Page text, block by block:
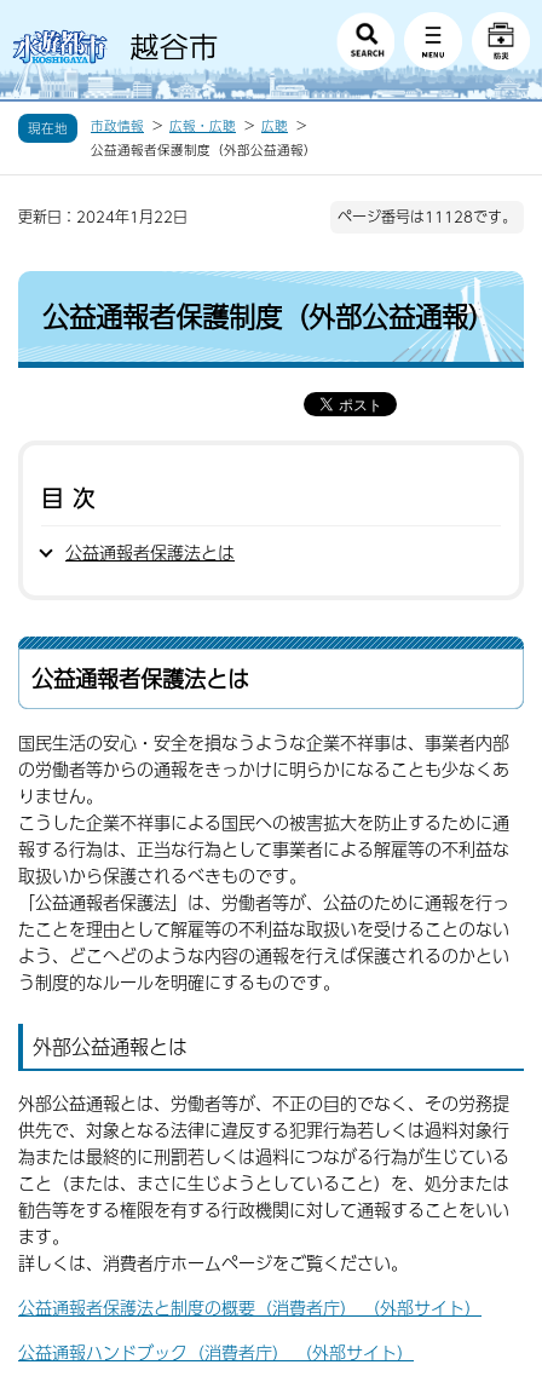
現在地 市政情報 広報・広聴
広聴
公益通報者保護制度（外部公益通報）
更新日：2024年1月22日 ページ番号は11128です。
公益通報者保護制度（外部公益通報）
目次
公益通報者保護法とは
公益通報者保護法とは
国民生活の安心・安全を損なうような企業不祥事は、事業者内部
の労働者等からの通報をきっかけに明らかになることも少なくあ
りません。
こうした企業不祥事による国民への被害拡大を防止するために通
報する行為は、正当な行為として事業者による解雇等の不利益な
取扱いから保護されるべきものです。
「公益通報者保護法」は、労働者等が、公益のために通報を行っ
たことを理由として解雇等の不利益な取扱いを受けることのない
よう、どこへどのような内容の通報を行えば保護されるのかとい
う制度的なルールを明確にするものです。
外部公益通報とは
外部公益通報とは、労働者等が、不正の目的でなく、その労務提
供先で、対象となる法律に違反する犯罪行為若しくは過料対象行
為または最終的に刑罰若しくは過料につながる行為が生じている
こと（または、まさに生じようとしていること）を、処分または
勧告等をする権限を有する行政機関に対して通報することをいい
ます。
詳しくは、消費者庁ホームページをご覧ください。
公益通報者保護法と制度の概要（消費者庁） （外部サイト）
公益通報ハンドブック（消費者庁） （外部サイト）